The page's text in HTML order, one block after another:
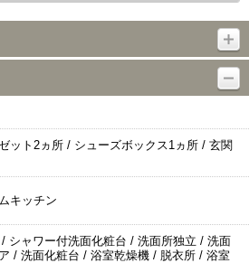
ット2ヵ所 / シューズボックス1ヵ所 / 玄関
キッチン
シャワー付洗面化粧台 / 洗面所独立 / 洗面
/ 洗面化粧台 / 浴室乾燥機 / 脱衣所 / 浴室